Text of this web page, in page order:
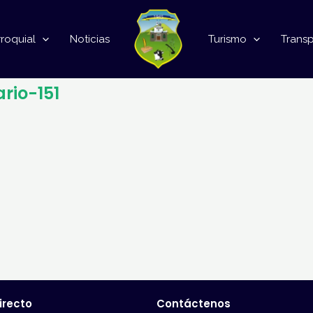
Noticias Turismo
151
Contáctenos